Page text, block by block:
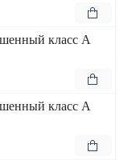
класс А
класс А